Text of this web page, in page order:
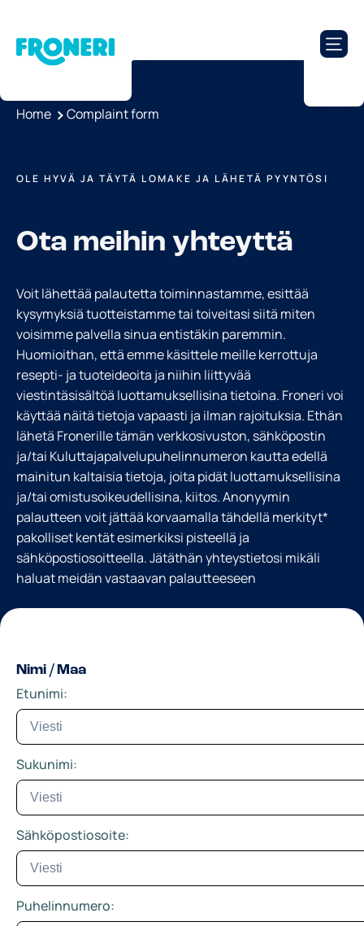
Home Complaint form
OLE HYVÄ JA TÄYTÄ LOMAKE JA LÄHETÄ PYYNTÖSI
Ota meihin yhteyttä
Voit lähettää palautetta toiminnastamme, esittää
kysymyksiä tuotteistamme tai toiveitasi siitä miten
voisimme palvella sinua entistäkin paremmin.
Huomioithan, että emme käsittele meille kerrottuja
resepti- ja tuoteideoita ja niihin liittyvää
viestintäsisältöä luottamuksellisina tietoina. Froneri voi
käyttää näitä tietoja vapaasti ja ilman rajoituksia. Ethän
lähetä Fronerille tämän verkkosivuston, sähköpostin
ja/tai Kuluttajapalvelupuhelinnumeron kautta edellä
mainitun kaltaisia tietoja, joita pidät luottamuksellisina
ja/tai omistusoikeudellisina, kiitos. Anonyymin
palautteen voit jättää korvaamalla tähdellä merkityt*
pakolliset kentät esimerkiksi pisteellä ja
sähköpostiosoitteella. Jätäthän yhteystietosi mikäli
haluat meidän vastaavan palautteeseen
Nimi / Maa
Etunimi:
Sukunimi:
Sähköpostiosoite:
Puhelinnumero: